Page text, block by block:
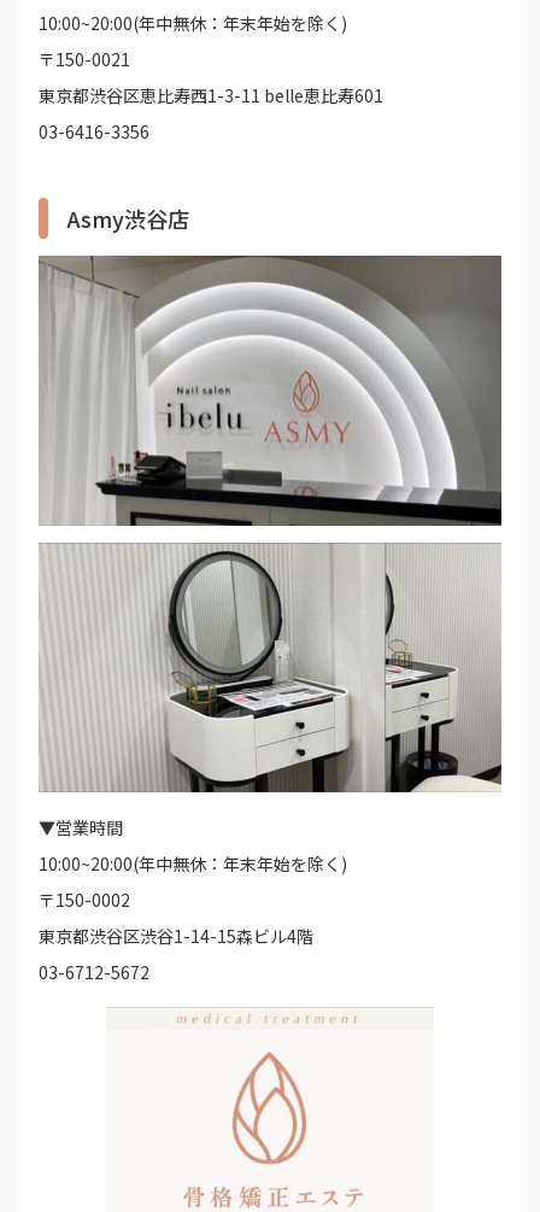
10:00~20:00(年中無休：年末年始を除く)
〒150-0021
東京都渋谷区恵比寿西1-3-11 belle恵比寿601
03-6416-3356
Asmy渋谷店
▼営業時間
10:00~20:00(年中無休：年末年始を除く)
〒150-0002
東京都渋谷区渋谷1-14-15森ビル4階
03-6712-5672